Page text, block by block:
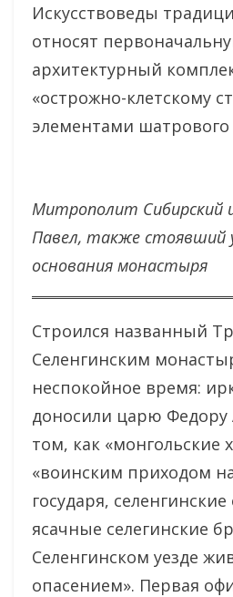
Искусствоведы
относят
архитектурный
«острожно-клетскому
элементами шатрового
Митрополит Сибирский
Павел, также стоявший
основания монастыря
Строился названный
Селенгинским
неспокойное время:
доносили царю Федору
том, как «монгольские
«воинским приходом
государя,
ясачные селегинские
Селенгинском уезде
опасением». Первая